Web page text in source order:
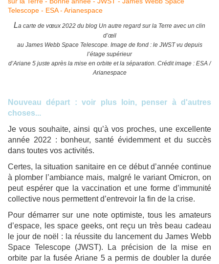
La carte de vœux 2022 du blog Un autre regard sur la Terre avec un clin
d’œil
au James Webb Space Telescope. Image de fond : le JWST vu depuis
l’étage supérieur
d’Ariane 5 juste après la mise en orbite et la séparation. Crédit image : ESA /
Arianespace
Nouveau départ : voir plus loin, penser à d'autres
choses...
Je vous souhaite, ainsi qu’à vos proches, une excellente
année 2022 : bonheur, santé évidemment et du succès
dans toutes vos activités.
Certes, la situation sanitaire en ce début d’année continue
à plomber l’ambiance mais, malgré le variant Omicron, on
peut espérer que la vaccination et une forme d’immunité
collective nous permettent d’entrevoir la fin de la crise.
Pour démarrer sur une note optimiste, tous les amateurs
d’espace, les space geeks, ont reçu un très beau cadeau
le jour de noël : la réussite du lancement du James Webb
Space Telescope (JWST). La précision de la mise en
orbite par la fusée Ariane 5 a permis de doubler la durée